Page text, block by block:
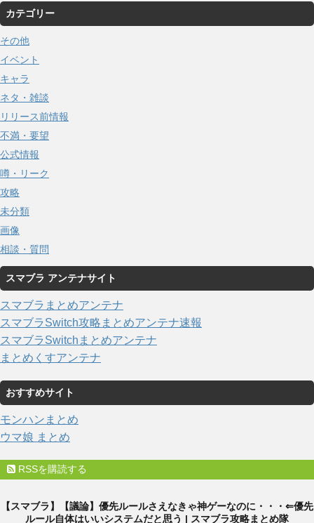
カテゴリー
その他
イベント
キャラ
ネタ・雑談
リリース前情報
不満・要望
公式情報
噂・リーク
攻略
未分類
画像
相談・質問
スマブラ アンテナサイト
スマブラまとめアンテナ
スマブラSwitch攻略まとめアンテナ速報
スマブラSwitchまとめアンテナ
まとめくすアンテナ
おすすめサイト
モンハンまとめ
ウマ娘 まとめ
RSSを購読する
【スマブラ】【議論】優先ルールさえなきゃ神ゲーなのに・・・⇐優先
ルール自体はいいシステムだと思う | スマブラ攻略まとめ隊